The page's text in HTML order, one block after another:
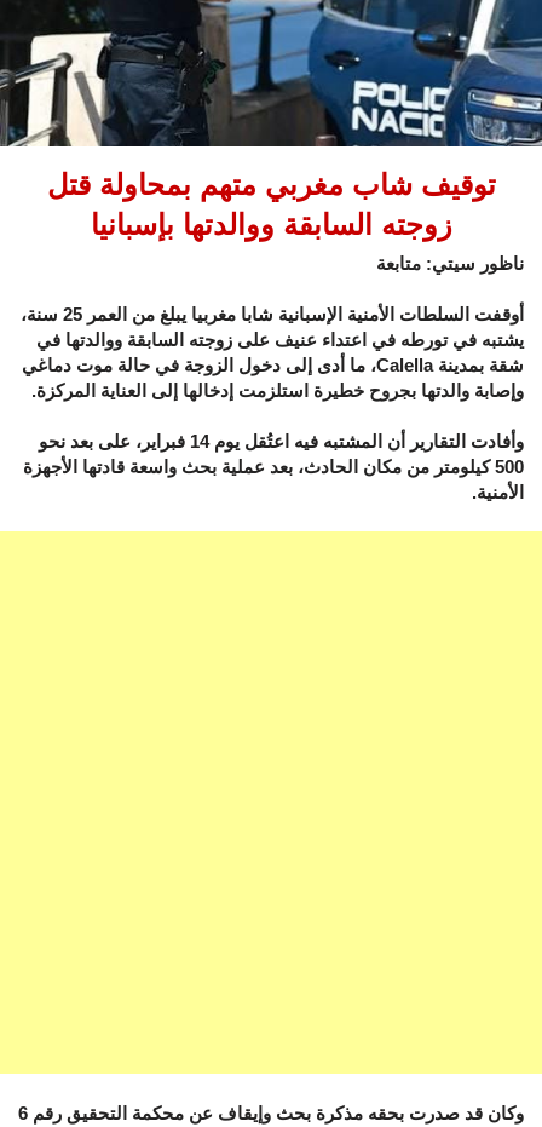
توقيف شاب مغربي متهم بمحاولة قتل
زوجته السابقة ووالدتها بإسبانيا
ناظور سيتي: متابعة
أوقفت السلطات الأمنية الإسبانية شابا مغربيا يبلغ من العمر 25 سنة،
يشتبه في تورطه في اعتداء عنيف على زوجته السابقة ووالدتها في
شقة بمدينة Calella، ما أدى إلى دخول الزوجة في حالة موت دماغي
وإصابة والدتها بجروح خطيرة استلزمت إدخالها إلى العناية المركزة.
وأفادت التقارير أن المشتبه فيه اعتُقل يوم 14 فبراير، على بعد نحو
500 كيلومتر من مكان الحادث، بعد عملية بحث واسعة قادتها الأجهزة
الأمنية.
وكان قد صدرت بحقه مذكرة بحث وإيقاف عن محكمة التحقيق رقم 6